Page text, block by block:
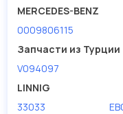
дисковые с гарантией
Производитель
MERCEDES-BENZ
0009806115
Запчасти из Турции
V094097
LINNIG
33033